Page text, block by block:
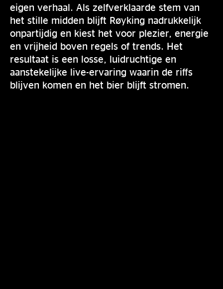
eigen verhaal. Als zelfverklaarde stem van
het stille midden blijft Røyking nadrukkelijk
onpartijdig en kiest het voor plezier, energie
en vrijheid boven regels of trends. Het
resultaat is een losse, luidruchtige en
aanstekelijke live-ervaring waarin de riffs
blijven komen en het bier blijft stromen.